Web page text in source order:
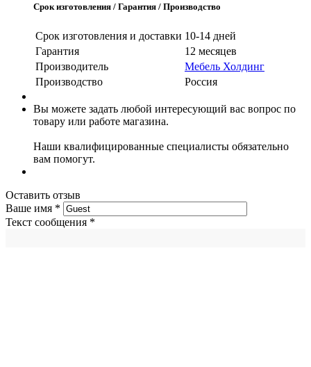
Срок изготовления / Гарантия / Производство
Срок изготовления и доставки 10-14 дней
Гарантия
12 месяцев
Производитель
Мебель Холдинг
Производство
Россия
Вы можете задать любой интересующий вас вопрос по
товару или работе магазина.
Наши квалифицированные специалисты обязательно
вам помогут.
Оставить отзыв
Ваше имя *
Текст сообщения *